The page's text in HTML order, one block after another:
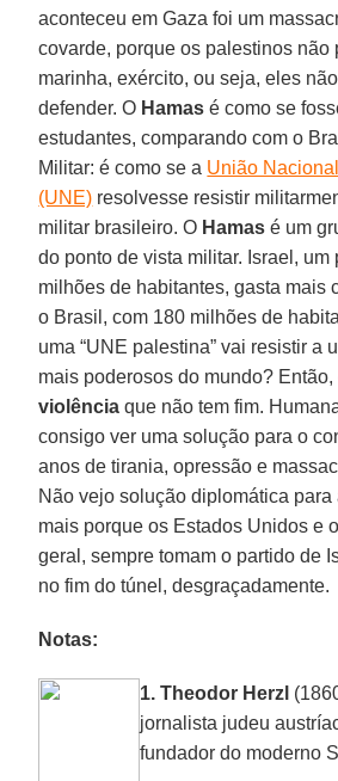
aconteceu em Gaza foi um
covarde, porque os palestinos não
marinha, exército, ou seja, eles
defender. O Hamas é como se
estudantes, comparando com o
Militar: é como se a União
(UNE) resolvesse resistir
militar brasileiro. O Hamas é um
do ponto de vista militar. Israel, um
milhões de habitantes, gasta mais
o Brasil, com 180 milhões de
uma “UNE palestina” vai resistir a
mais poderosos do mundo?
violência que não tem fim.
consigo ver uma solução para o
anos de tirania, opressão e
Não vejo solução diplomática para
mais porque os Estados Unidos e
geral, sempre tomam o partido de
no fim do túnel, desgraçadamente.
Notas:
1. Theodor Herzl
jornalista judeu
fundador do moderno